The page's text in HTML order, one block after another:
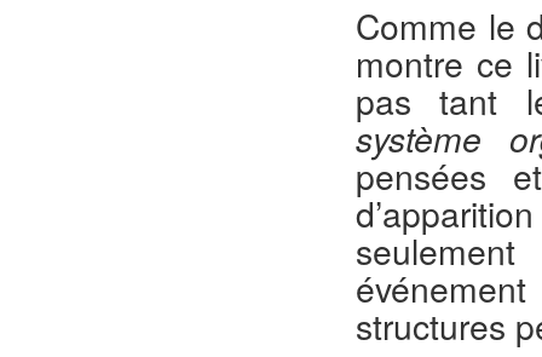
Comme le
montre ce
pas tant
système
pensées
structures